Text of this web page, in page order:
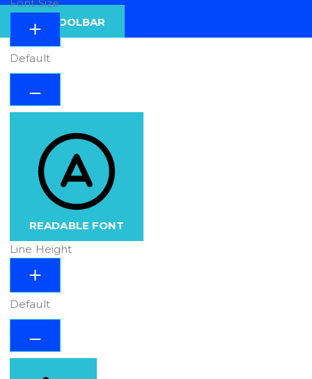
HIDE TOOLBAR
Font Size
Default
READABLE FONT
Line Height
Default